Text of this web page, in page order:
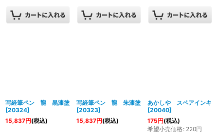
写経筆ペン 龍 黒漆塗
[20324]
15,837円(税込)
写経筆ペン 龍 朱漆塗
[20323]
15,837円(税込)
あかしや スペアインキ
[20040]
175円(税込)
希望小売価格: 220円